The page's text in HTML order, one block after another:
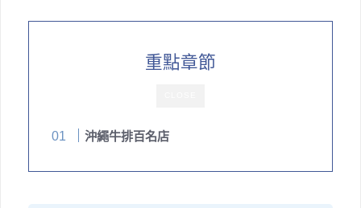
重點章節
沖繩牛排百名店